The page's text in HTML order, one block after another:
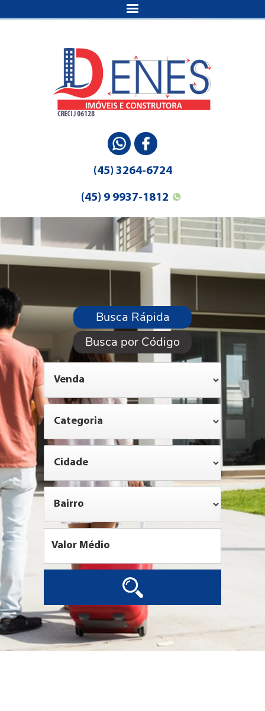
(45) 3264-6724
(45) 9 9937-1812
Busca Rápida
Busca por Código